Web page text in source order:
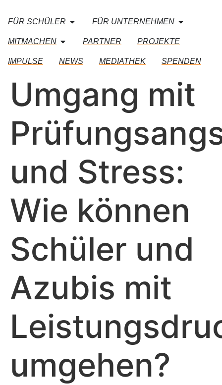
FÜR SCHÜLER FÜR UNTERNEHMEN
MITMACHEN PARTNER PROJEKTE
IMPULSE NEWS MEDIATHEK SPENDEN
Umgang mit
und Stress:
Wie können
Schüler und
Azubis mit
umgehen?